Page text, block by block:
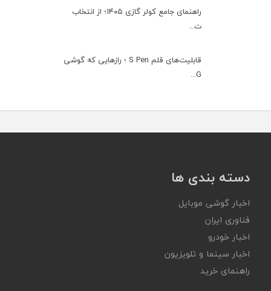
راهنمای جامع کولر گازی ۱۴۰۵؛ از انتخاب
ت...
قابلیت‌های قلم S Pen ؛ رازهایی که گوشی
G...
دسته بندی ها
اخبار گوشی موبایل
فناوری ایران
اخبار خودرو
اخبار سینما و تلویزیون
راهنمای خرید